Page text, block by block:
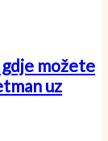
možete
uz